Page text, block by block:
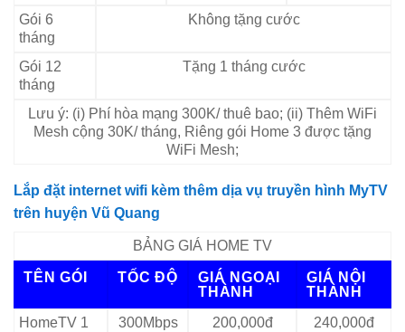
Gói 6
tháng
Không tặng cước
Gói 12
tháng
Tặng 1 tháng cước
Lưu ý: (i) Phí hòa mạng 300K/ thuê bao; (ii) Thêm WiFi
Mesh cộng 30K/ tháng, Riêng gói Home 3 được tặng
WiFi Mesh;
Lắp đặt internet wifi kèm thêm dịa vụ truyền hình MyTV
trên huyện Vũ Quang
BẢNG GIÁ HOME TV
TÊN GÓI TỐC ĐỘ
GIÁ NGOẠI
THÀNH
GIÁ NỘI
THÀNH
HomeTV 1
300Mbps 200,000đ 240,000đ